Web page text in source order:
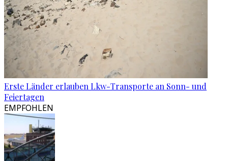
Erste Länder erlauben Lkw-Transporte an Sonn- und
Feiertagen
EMPFOHLEN